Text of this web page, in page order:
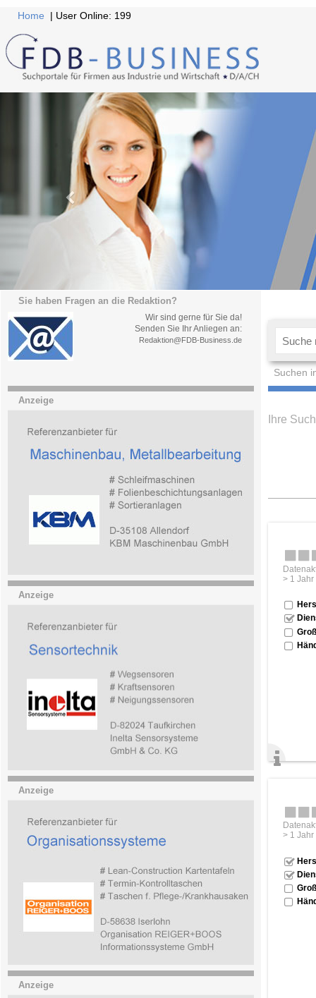
Home | User Online: 199
Sie haben Fragen an die Redaktion?
Wir sind gerne für Sie da!
Senden Sie Ihr Anliegen an:
Redaktion@FDB-Business.de
Suchen
Anzeige
Anzeige
Anzeige
Anzeige
Ihre
> 1 Jahr
> 1 Jahr